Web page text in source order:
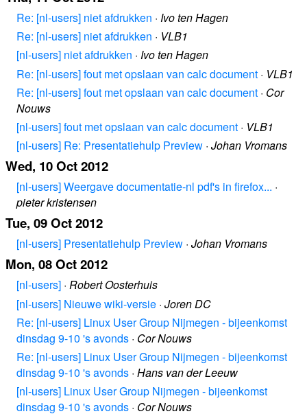
Re: [nl-users] niet afdrukken · Ivo ten Hagen
Re: [nl-users] niet afdrukken · VLB1
[nl-users] niet afdrukken · Ivo ten Hagen
Re: [nl-users] fout met opslaan van calc document · VLB1
Re: [nl-users] fout met opslaan van calc document · Cor
Nouws
[nl-users] fout met opslaan van calc document · VLB1
[nl-users] Re: Presentatiehulp Preview · Johan Vromans
Wed, 10 Oct 2012
[nl-users] Weergave documentatie-nl pdf's in firefox... ·
pieter kristensen
Tue, 09 Oct 2012
[nl-users] Presentatiehulp Preview · Johan Vromans
Mon, 08 Oct 2012
[nl-users] · Robert Oosterhuis
[nl-users] Nieuwe wiki-versie · Joren DC
Re: [nl-users] Linux User Group Nijmegen - bijeenkomst
dinsdag 9-10 's avonds · Cor Nouws
Re: [nl-users] Linux User Group Nijmegen - bijeenkomst
dinsdag 9-10 's avonds · Hans van der Leeuw
[nl-users] Linux User Group Nijmegen - bijeenkomst
dinsdag 9-10 's avonds · Cor Nouws